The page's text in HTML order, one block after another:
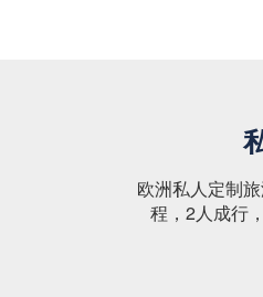
欧洲私人定制
程，2人成行